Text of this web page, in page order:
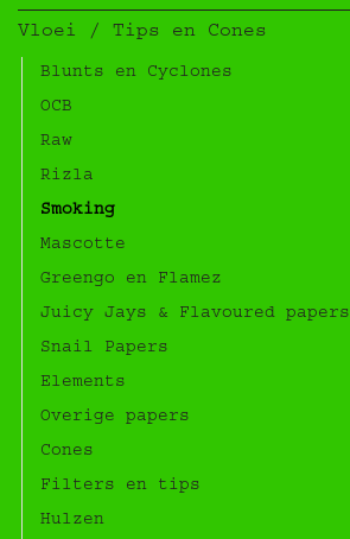
Vloei / Tips en Cones
Blunts en Cyclones
OCB
Raw
Rizla
Smoking
Mascotte
Greengo en Flamez
Juicy Jays & Flavoured papers
Snail Papers
Elements
Overige papers
Cones
Filters en tips
Hulzen